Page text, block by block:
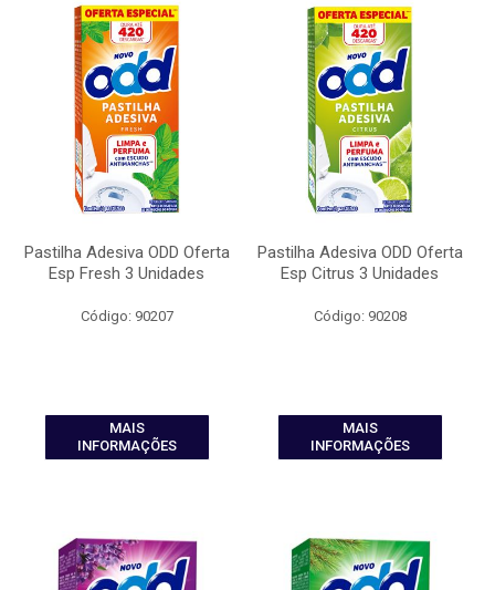
Pastilha Adesiva ODD Oferta
Esp Fresh 3 Unidades
Código: 90207
MAIS
INFORMAÇÕES
Pastilha Adesiva ODD Oferta
Esp Citrus 3 Unidades
Código: 90208
MAIS
INFORMAÇÕES